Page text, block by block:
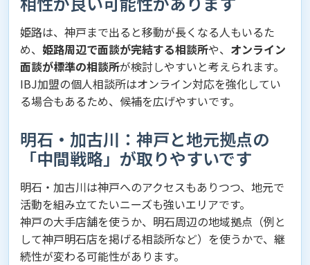
姫路は、神戸まで出ると移動が長くなる人もいるた
め、 姫路周辺で面談が完結する相談所や、 オンライン
面談が標準の相談所が検討しやすいと考えられます。
IBJ加盟の個人相談所はオンライン対応を強化してい
る場合もあるため、候補を広げやすいです。
明石・加古川：神戸と地元拠点の
「中間戦略」が取りやすいです
明石・加古川は神戸へのアクセスもありつつ、地元で
活動を組み立てたいニーズも強いエリアです。
神戸の大手店舗を使うか、明石周辺の地域拠点（例と
して神戸明石店を掲げる相談所など）を使うかで、継
続性が変わる可能性があります。